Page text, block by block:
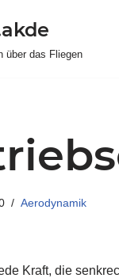
über das Fliegen
Aerodynamik
Kraft, die